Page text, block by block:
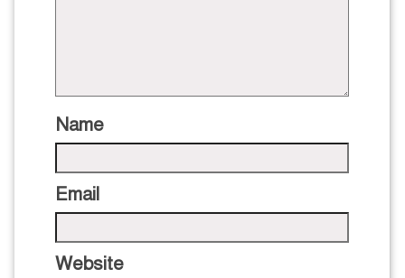
Name
Email
Website